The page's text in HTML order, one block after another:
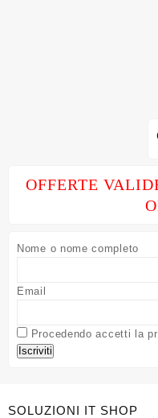
OFFERTE
Nome o nome completo
Email
Procedendo accetti la
SOLUZIONI IT SHOP